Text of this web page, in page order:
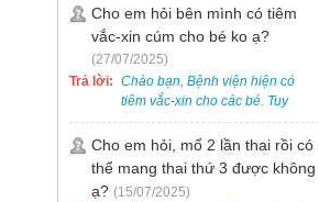
tuổi. Bạn có thể đưa bé đến
Khoa Khám bệnh của bệnh viện
để được bác sĩ chuyên khoa
thăm khám. Ngoài ra, để thuận
tiện hơn, bạn có thể đặt lịch
khám trước qua số điện thoại:
0988 270 115. Nếu cần hỗ trợ
thêm, vui lòng liên hệ qua Zalo
hoặc Fanpage Bệnh viện Việt
Nam - Thụy Điển Uông Bí.
Cho em hỏi bên mình có tiêm
vắc-xin cúm cho bé ko ạ?
(27/07/2025)
Trả lời: Chào bạn, Bệnh viện hiện có
tiêm vắc-xin cho các bé. Tuy
nhiên, các loại vắc-xin thường về
theo từng đợt, không phải lúc
nào cũng có sẵn.
Cho em hỏi, mổ 2 lần thai rồi có
thể mang thai thứ 3 được không
ạ? (15/07/2025)